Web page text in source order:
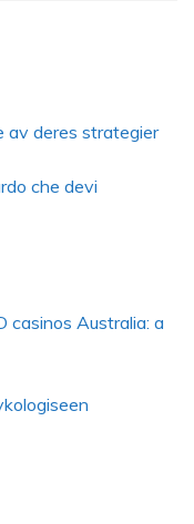
av deres strategier
che devi
Australia: a